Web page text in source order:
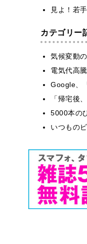
見よ！若
カテゴリー
気候変動
電気代高
Google、
「帰宅後
5000本の
いつもの